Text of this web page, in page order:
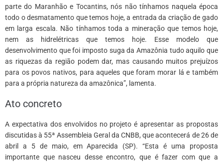
parte do Maranhão e Tocantins, nós não tínhamos naquela época
todo o desmatamento que temos hoje, a entrada da criação de gado
em larga escala. Não tínhamos toda a mineração que temos hoje,
nem as hidrelétricas que temos hoje. Esse modelo que
desenvolvimento que foi imposto suga da Amazônia tudo aquilo que
as riquezas da região podem dar, mas causando muitos prejuízos
para os povos nativos, para aqueles que foram morar lá e também
para a própria natureza da amazônica”, lamenta.
Ato concreto
A expectativa dos envolvidos no projeto é apresentar as propostas
discutidas à 55ª Assembleia Geral da CNBB, que acontecerá de 26 de
abril a 5 de maio, em Aparecida (SP). “Esta é uma proposta
importante que nasceu desse encontro, que é fazer com que a